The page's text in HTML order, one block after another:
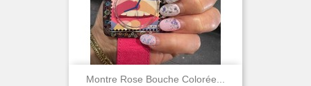
Montre Rose Bouche Colorée...